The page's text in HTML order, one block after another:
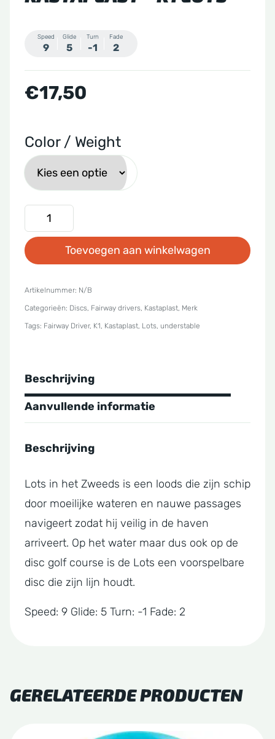
Speed
9
Glide
5
Turn
-1
Fade
2
€17,50
Color / Weight
Kastaplast
-
K1
aantal
Toevoegen aan winkelwagen
Artikelnummer: N/B
Categorieën: Discs, Fairway drivers, Kastaplast, Merk
Tags: Fairway Driver, K1, Kastaplast, Lots, understable
Beschrijving
Aanvullende informatie
Beschrijving
Lots in het Zweeds is een loods die zijn schip
door moeilijke wateren en nauwe passages
navigeert zodat hij veilig in de haven
arriveert. Op het water maar dus ook op de
disc golf course is de Lots een voorspelbare
disc die zijn lijn houdt.
Speed: 9 Glide: 5 Turn: -1 Fade: 2
GERELATEERDE PRODUCTEN